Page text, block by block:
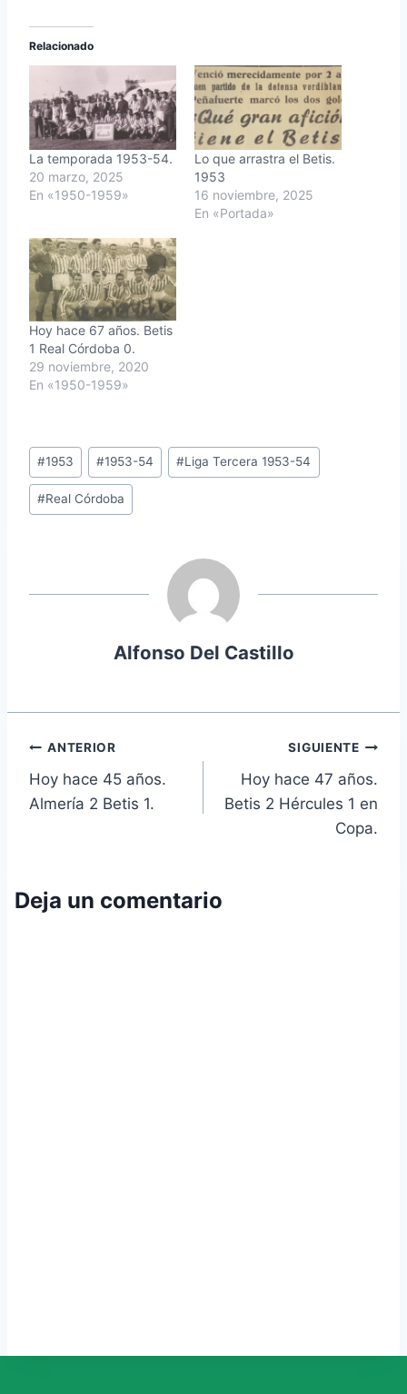
Relacionado
La temporada 1953-54.
20 marzo, 2025
En «1950-1959»
Lo que arrastra el Betis.
1953
16 noviembre, 2025
En «Portada»
Hoy hace 67 años. Betis
1 Real Córdoba 0.
29 noviembre, 2020
En «1950-1959»
Etiquetas
de
la
#1953 #1953-54 #Liga Tercera 1953-54
#Real Córdoba
Alfonso Del Castillo
Navegación
de
ANTERIOR
Hoy hace 45 años.
Almería 2 Betis 1.
SIGUIENTE
Hoy hace 47 años.
Betis 2 Hércules 1 en
Copa.
Deja un comentario